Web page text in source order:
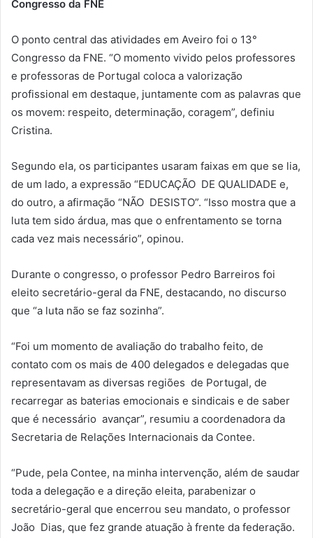
Congresso da FNE
O ponto central das atividades em Aveiro foi o 13°
Congresso da FNE. “O momento vivido pelos professores
e professoras de Portugal coloca a valorização
profissional em destaque, juntamente com as palavras que
os movem: respeito, determinação, coragem”, definiu
Cristina.
Segundo ela, os participantes usaram faixas em que se lia,
de um lado, a expressão “EDUCAÇÃO DE QUALIDADE e,
do outro, a afirmação “NÃO DESISTO”. “Isso mostra que a
luta tem sido árdua, mas que o enfrentamento se torna
cada vez mais necessário”, opinou.
Durante o congresso, o professor Pedro Barreiros foi
eleito secretário-geral da FNE, destacando, no discurso
que “a luta não se faz sozinha”.
“Foi um momento de avaliação do trabalho feito, de
contato com os mais de 400 delegados e delegadas que
representavam as diversas regiões de Portugal, de
recarregar as baterias emocionais e sindicais e de saber
que é necessário avançar”, resumiu a coordenadora da
Secretaria de Relações Internacionais da Contee.
“Pude, pela Contee, na minha intervenção, além de saudar
toda a delegação e a direção eleita, parabenizar o
secretário-geral que encerrou seu mandato, o professor
João Dias, que fez grande atuação à frente da federação.